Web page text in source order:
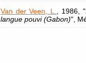
Van der Veen, L. , 1986, "
langue pouvi (Gabon)",